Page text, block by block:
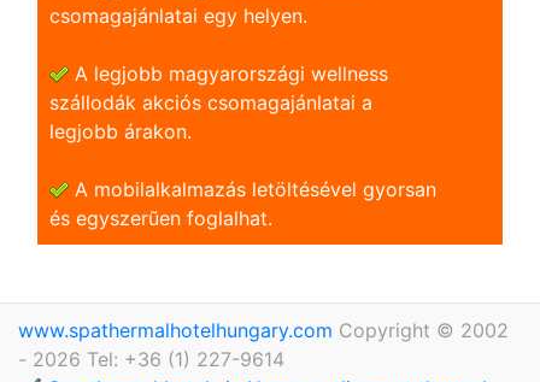
csomagajánlatai egy helyen.
A legjobb magyarországi wellness
szállodák akciós csomagajánlatai a
legjobb árakon.
A mobilalkalmazás letöltésével gyorsan
és egyszerũen foglalhat.
www.spathermalhotelhungary.com Copyright © 2002
- 2026 Tel: +36 (1) 227-9614